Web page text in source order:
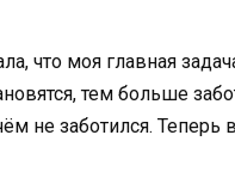
что моя главная
тем больше
не заботился. Теперь